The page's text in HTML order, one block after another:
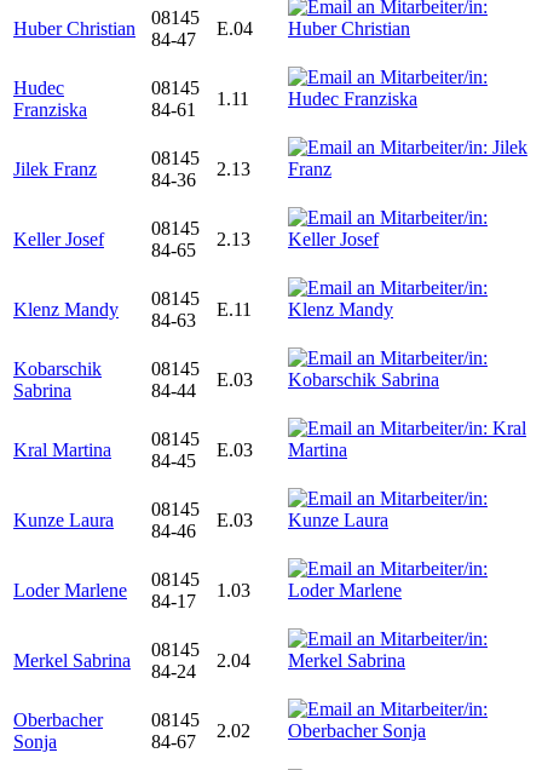
Huber Christian
08145
84-47
E.04
Hudec
Franziska
08145
84-61
1.11
Jilek Franz
08145
84-36
2.13
Keller Josef
08145
84-65
2.13
Klenz Mandy
08145
84-63
E.11
Kobarschik
Sabrina
08145
84-44
E.03
Kral Martina
08145
84-45
E.03
Kunze Laura
08145
84-46
E.03
Loder Marlene
08145
84-17
1.03
Merkel Sabrina
08145
84-24
2.04
Oberbacher
Sonja
08145
84-67
2.02